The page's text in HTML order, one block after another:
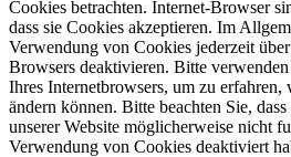
Cookies betrachten. Internet-Browser
dass sie Cookies akzeptieren. Im
Verwendung von Cookies jederzeit
Browsers deaktivieren. Bitte
Ihres Internetbrowsers, um zu erfahren,
ändern können. Bitte beachten Sie,
unserer Website möglicherweise nicht
Verwendung von Cookies deaktiviert